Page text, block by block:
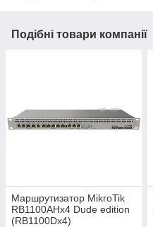
Подібні товари компанії
Маршрутизатор MikroTik
RB1100AHx4 Dude edition
(RB1100Dx4)